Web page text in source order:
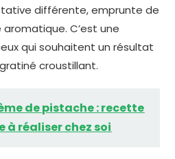
différente, emprunte de
C’est une
qui souhaitent un résultat
croustillant.
de pistache : recette
à réaliser chez soi